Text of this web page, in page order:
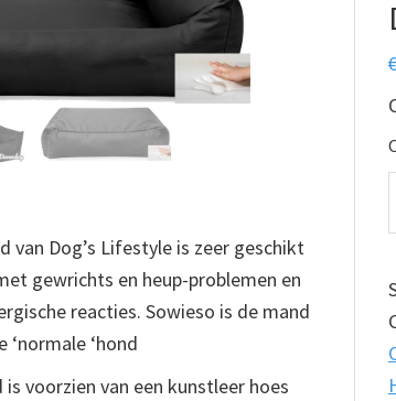
van Dog’s Lifestyle is zeer geschikt
gewrichts en heup-problemen en
reacties. Sowieso is de mand
‘hond
voorzien van een kunstleer hoes